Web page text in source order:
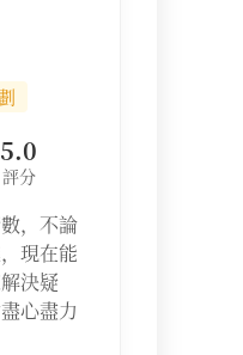
5.0
評分
，不論
現在能
決疑
心盡力